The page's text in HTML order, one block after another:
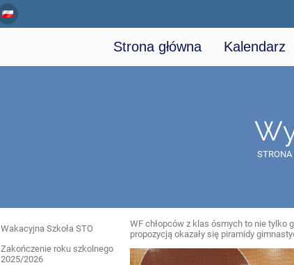
Strona główna Kalendarz
Wydarzenia
Wakacyjna Szkoła STO
Zakończenie roku szkolnego
2025/2026
WF chłopców z klas ósmych to nie tylko
propozycją okazały się piramidy